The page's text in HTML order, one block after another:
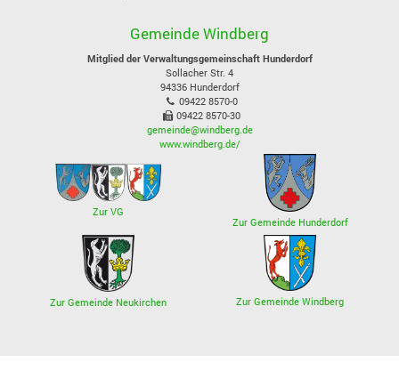
Gemeinde Windberg
Mitglied der Verwaltungsgemeinschaft Hunderdorf
Sollacher Str. 4
94336 Hunderdorf
09422 8570-0
09422 8570-30
gemeinde@windberg.de
www.windberg.de/
Zur VG
Zur Gemeinde Hunderdorf
Zur Gemeinde Neukirchen Zur Gemeinde Windberg